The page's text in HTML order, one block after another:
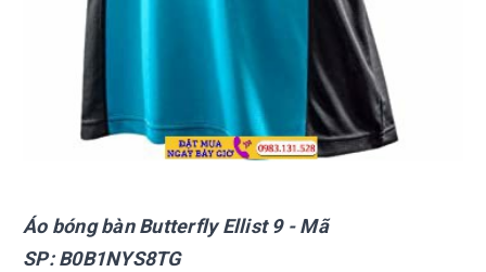
Áo bóng bàn ButterflyEllist 9- Mã
SP:B0B1NYS8TG